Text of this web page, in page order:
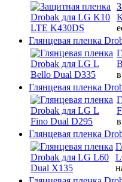
Глянцевая пленка
Глянцевая пленка
Глянцевая пленка